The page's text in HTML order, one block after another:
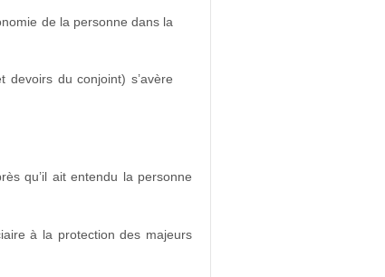
de la personne dans la
du conjoint) s’avère
qu’il ait entendu la personne
à la protection des majeurs